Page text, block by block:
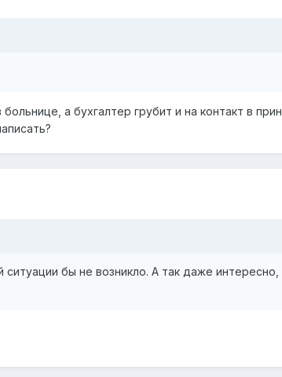
а бухгалтер грубит и на контакт в
бы не возникло. А так даже интересно,